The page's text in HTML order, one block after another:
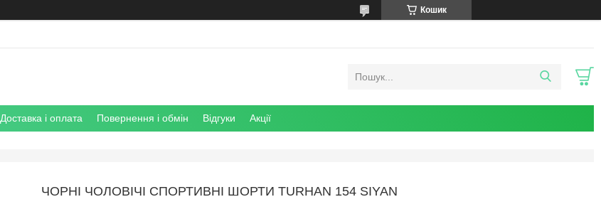
Кошик
Доставка і оплата Повернення і обмін Відгуки Акції
ЧОРНІ ЧОЛОВІЧІ СПОРТИВНІ ШОРТИ TURHAN 154 SIYAN